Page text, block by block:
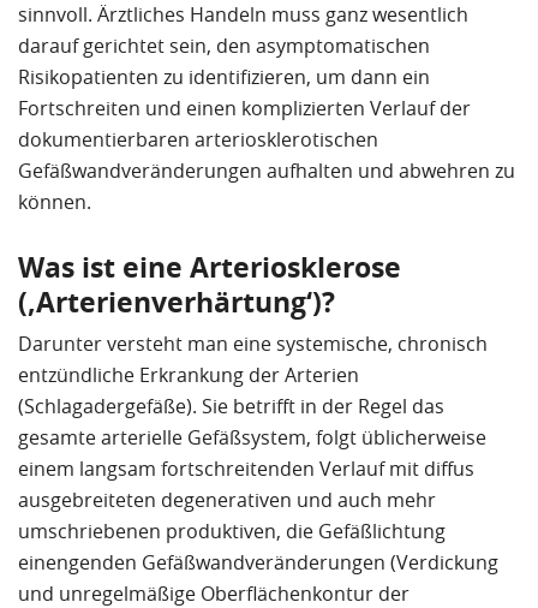
sinnvoll. Ärztliches Handeln muss ganz wesentlich
darauf gerichtet sein, den asymptomatischen
Risikopatienten zu identifizieren, um dann ein
Fortschreiten und einen komplizierten Verlauf der
dokumentierbaren arteriosklerotischen
Gefäßwandveränderungen aufhalten und abwehren zu
können.
Was ist eine Arteriosklerose
(‚Arterienverhärtung‘)?
Darunter versteht man eine systemische, chronisch
entzündliche Erkrankung der Arterien
(Schlagadergefäße). Sie betrifft in der Regel das
gesamte arterielle Gefäßsystem, folgt üblicherweise
einem langsam fortschreitenden Verlauf mit diffus
ausgebreiteten degenerativen und auch mehr
umschriebenen produktiven, die Gefäßlichtung
einengenden Gefäßwandveränderungen (Verdickung
und unregelmäßige Oberflächenkontur der